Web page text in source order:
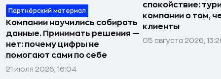
Партнёрский материал
Компании научились собирать
данные. Принимать решения —
нет: почему цифры не
помогают сами по себе
21 июля 2026, 16:04
спокойствие:
компании о том,
клиенты
05 августа 2026,